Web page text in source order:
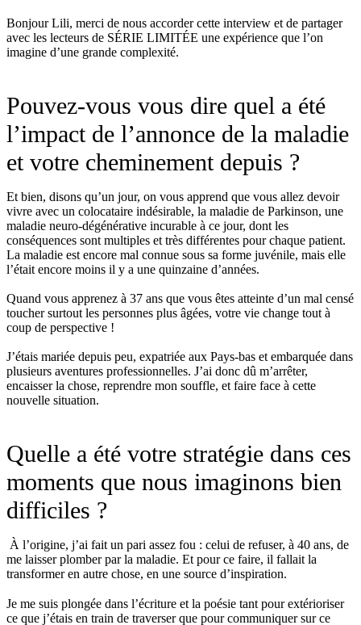
Bonjour Lili, merci de nous accorder cette interview et de partager
avec les lecteurs de SÉRIE LIMITÉE une expérience que l’on
imagine d’une grande complexité.
Pouvez-vous vous dire quel a été
l’impact de l’annonce de la maladie
et votre cheminement depuis ?
Et bien, disons qu’un jour, on vous apprend que vous allez devoir
vivre avec un colocataire indésirable, la maladie de Parkinson, une
maladie neuro-dégénérative incurable à ce jour, dont les
conséquences sont multiples et très différentes pour chaque patient.
La maladie est encore mal connue sous sa forme juvénile, mais elle
l’était encore moins il y a une quinzaine d’années.
Quand vous apprenez à 37 ans que vous êtes atteinte d’un mal censé
toucher surtout les personnes plus âgées, votre vie change tout à
coup de perspective !
J’étais mariée depuis peu, expatriée aux Pays-bas et embarquée dans
plusieurs aventures professionnelles. J’ai donc dû m’arrêter,
encaisser la chose, reprendre mon souffle, et faire face à cette
nouvelle situation.
Quelle a été votre stratégie dans ces
moments que nous imaginons bien
difficiles ?
À l’origine, j’ai fait un pari assez fou : celui de refuser, à 40 ans, de
me laisser plomber par la maladie. Et pour ce faire, il fallait la
transformer en autre chose, en une source d’inspiration.
Je me suis plongée dans l’écriture et la poésie tant pour extérioriser
ce que j’étais en train de traverser que pour communiquer sur ce